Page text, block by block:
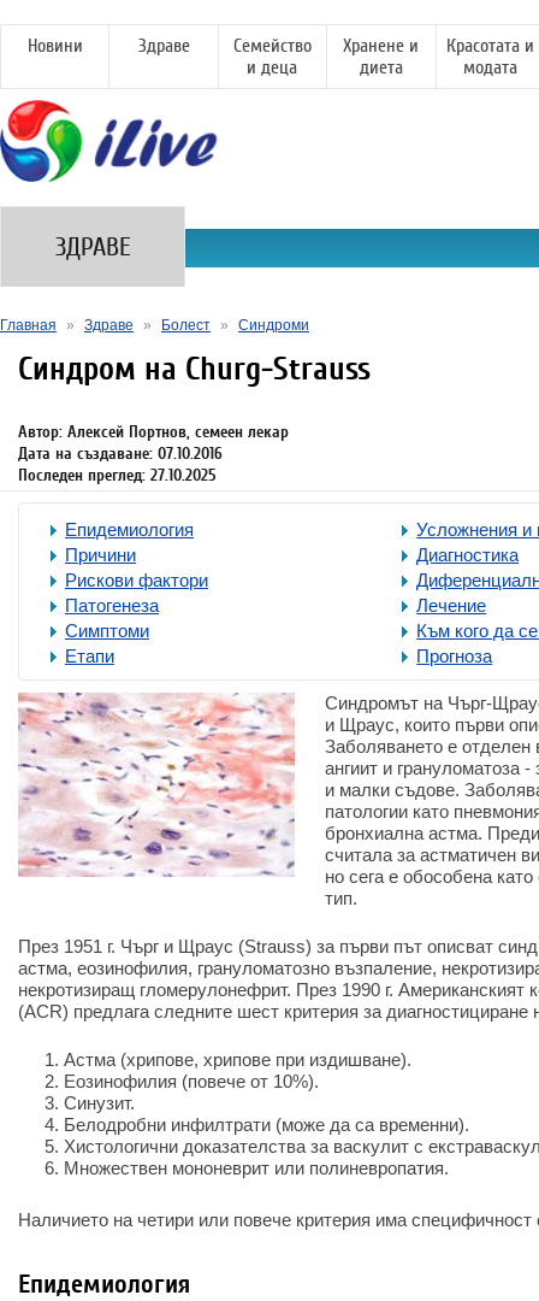
Новини Здраве
Семейство
и деца
Хранене и
диета
Красотата и
модата
ЗДРАВЕ
Главная » Здраве » Болест » Синдроми
Синдром на Churg-Strauss
Автор: Алексей Портнов, семеен лекар
Дата на създаване: 07.10.2016
Последен преглед: 27.10.2025
Епидемиология
Причини
Рискови фактори
Патогенеза
Симптоми
Етапи
Усложнения и
Диагностика
Лечение
Към кого да
Прогноза
Синдромът на Чърг-
и Щраус, които първи
Заболяването е отделен
ангиит и грануломатоза
и малки съдове.
патологии като
бронхиална астма.
считала за астматичен
но сега е обособена
тип.
През 1951 г. Чърг и Щраус (Strauss) за първи път описват
астма, еозинофилия, грануломатозно възпаление,
некротизиращ гломерулонефрит. През 1990 г. Американският
(ACR) предлага следните шест критерия за
Астма (хрипове, хрипове при издишване).
Еозинофилия (повече от 10%).
Синузит.
Белодробни инфилтрати (може да са временни).
Хистологични доказателства за васкулит с
Множествен мононеврит или полиневропатия.
Наличието на четири или повече критерия има специфичност
Епидемиология